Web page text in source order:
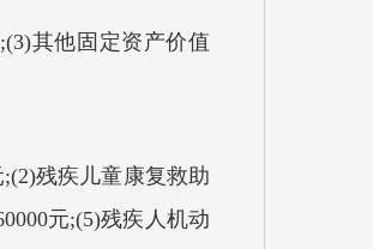
其他固定资产价值
残疾儿童康复救助
元;(5)残疾人机动